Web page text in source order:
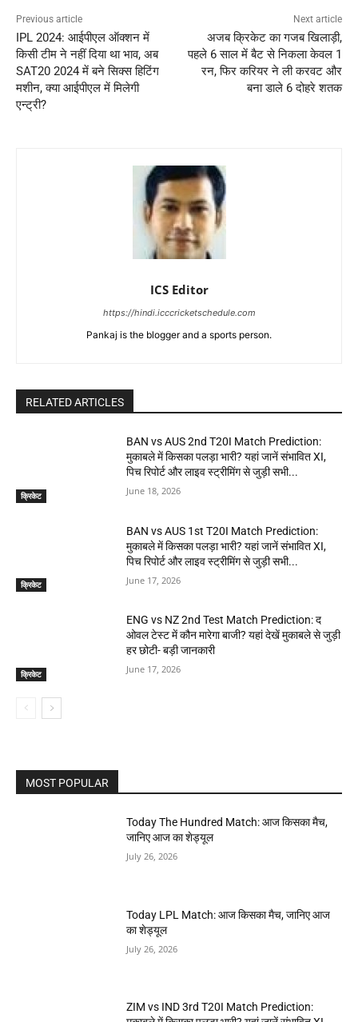
Previous article
IPL 2024: आईपीएल ऑक्शन में
किसी टीम ने नहीं दिया था भाव, अब
SAT20 2024 में बने सिक्स हिटिंग
मशीन, क्या आईपीएल में मिलेगी
एन्ट्री?
Next article
अजब क्रिकेट का गजब खिलाड़ी,
पहले 6 साल में बैट से निकला केवल 1
रन, फिर करियर ने ली करवट और
बना डाले 6 दोहरे शतक
ICS Editor
https://hindi.icccricketschedule.com
Pankaj is the blogger and a sports person.
RELATED ARTICLES
क्रिकेट
BAN vs AUS 2nd T20I Match Prediction:
मुकाबले में किसका पलड़ा भारी? यहां जानें संभावित XI,
पिच रिपोर्ट और लाइव स्ट्रीमिंग से जुड़ी सभी...
June 18, 2026
क्रिकेट
BAN vs AUS 1st T20I Match Prediction:
मुकाबले में किसका पलड़ा भारी? यहां जानें संभावित XI,
पिच रिपोर्ट और लाइव स्ट्रीमिंग से जुड़ी सभी...
June 17, 2026
क्रिकेट
ENG vs NZ 2nd Test Match Prediction: द
ओवल टेस्ट में कौन मारेगा बाजी? यहां देखें मुकाबले से जुड़ी
हर छोटी- बड़ी जानकारी
June 17, 2026
MOST POPULAR
Today The Hundred Match: आज किसका मैच,
जानिए आज का शेड्यूल
July 26, 2026
Today LPL Match: आज किसका मैच, जानिए आज
का शेड्यूल
July 26, 2026
ZIM vs IND 3rd T20I Match Prediction: